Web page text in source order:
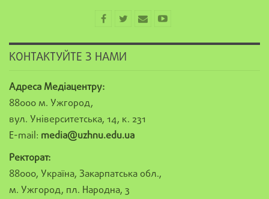
КОНТАКТУЙТЕ З НАМИ
Адреса Медіацентру:
88000 м. Ужгород,
вул. Університетська, 14, к. 231
E-mail: media@uzhnu.edu.ua
Ректорат:
88000, Україна, Закарпатська обл.,
м. Ужгород, пл. Народна, 3